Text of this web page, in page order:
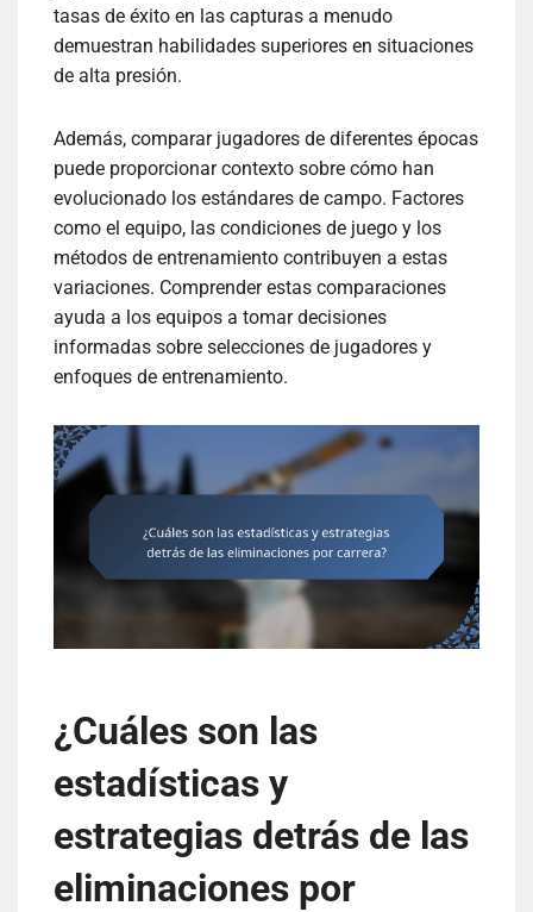
tasas de éxito en las capturas a menudo
demuestran habilidades superiores en situaciones
de alta presión.
Además, comparar jugadores de diferentes épocas
puede proporcionar contexto sobre cómo han
evolucionado los estándares de campo. Factores
como el equipo, las condiciones de juego y los
métodos de entrenamiento contribuyen a estas
variaciones. Comprender estas comparaciones
ayuda a los equipos a tomar decisiones
informadas sobre selecciones de jugadores y
enfoques de entrenamiento.
¿Cuáles son las
estadísticas y
estrategias detrás de las
eliminaciones por